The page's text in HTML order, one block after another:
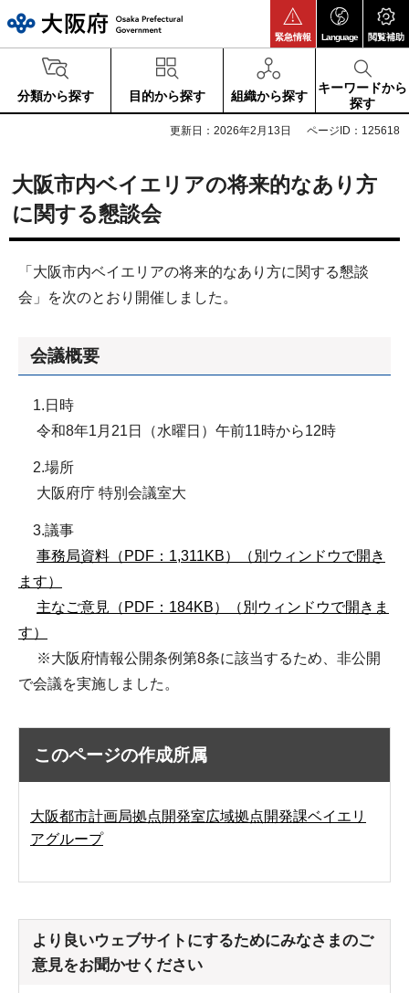
緊急情報 Language 閲覧補助
分類から探す 目的から探す 組織から探す
キーワードから
探す
更新日：2026年2月13日 ページID：125618
大阪市内ベイエリアの将来的なあり方
に関する懇談会
「大阪市内ベイエリアの将来的なあり方に関する懇談
会」を次のとおり開催しました。
会議概要
1.日時
令和8年1月21日（水曜日）午前11時から12時
2.場所
大阪府庁 特別会議室大
3.議事
事務局資料（PDF：1,311KB）（別ウィンドウで開き
ます）
主なご意見（PDF：184KB）（別ウィンドウで開きま
す）
※大阪府情報公開条例第8条に該当するため、非公開
で会議を実施しました。
このページの作成所属
大阪都市計画局拠点開発室広域拠点開発課ベイエリ
アグループ
より良いウェブサイトにするためにみなさまのご
意見をお聞かせください